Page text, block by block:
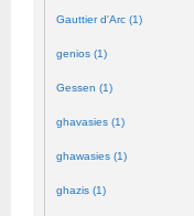
Gauttier d'Arc (1)
genios (1)
Gessen (1)
ghavasies (1)
ghawasies (1)
ghazis (1)